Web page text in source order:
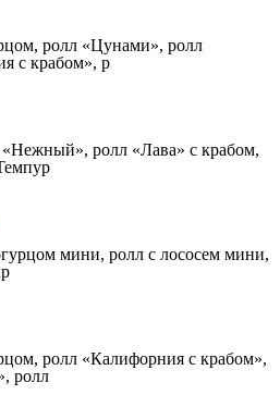
ролл «Цунами», ролл
с крабом», р
ролл «Лава» с крабом,
мини, ролл с лососем мини,
ролл «Калифорния с крабом»,
ролл